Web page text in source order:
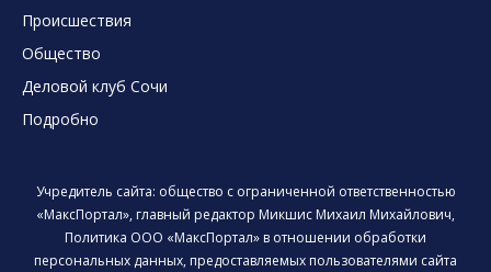
Происшествия
Общество
Деловой клуб Сочи
Подробно
Учредитель сайта: общество с ограниченной ответственностью
«МаксПортал», главный редактор Микшис Михаил Михайлович,
Политика ООО «МаксПортал» в отношении обработки
персональных данных, предоставляемых пользователями сайта